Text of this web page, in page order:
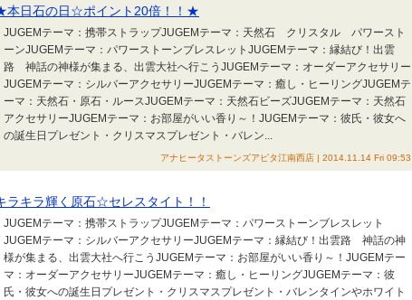
本日石の日☆ポイント20倍！！★
JUGEMテーマ：携帯ストラップJUGEMテーマ：天然石 クリスタル パワースト
ーンJUGEMテーマ：パワーストーンブレスレットJUGEMテーマ：縁結び！出雲
路 神話の神様が集まる、出雲大社へ行こうJUGEMテーマ：オーダーアクセサリー
JUGEMテーマ：シルバーアクセサリーJUGEMテーマ：癒し・ヒーリングJUGEMテ
ーマ：天然石・原石・ルースJUGEMテーマ：天然石ビーズJUGEMテーマ：天然石
アクセサリーJUGEMテーマ：お部屋がいい香り～！JUGEMテーマ：彼氏・彼女へ
の誕生日プレゼント・クリスマスプレゼント・バレン...
アナヒータストーンズアピタ江南西店 | 2014.11.14 Fri 09:53
ラキラ輝く原石☆セレスタイト！！
JUGEMテーマ：携帯ストラップJUGEMテーマ：パワーストーンブレスレット
JUGEMテーマ：シルバーアクセサリーJUGEMテーマ：縁結び！出雲路 神話の神
様が集まる、出雲大社へ行こうJUGEMテーマ：お部屋がいい香り～！JUGEMテー
マ：オーダーアクセサリーJUGEMテーマ：癒し・ヒーリングJUGEMテーマ：彼
氏・彼女への誕生日プレゼント・クリスマスプレゼント・バレンタインやホワイト